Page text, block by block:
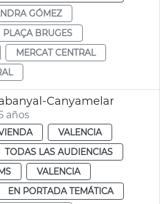
GÓMEZ
PLAÇA BRUGES
MERCAT CENTRAL
Canyamelar
años
VALENCIA
TODAS LAS AUDIENCIAS
VALENCIA
EN PORTADA TEMÁTICA